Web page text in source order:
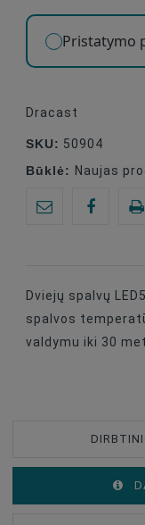
Pristatymo
Dracast
SKU: 50904
Būklė: Naujas
Dviejų spalvų
spalvos
valdymu iki 30